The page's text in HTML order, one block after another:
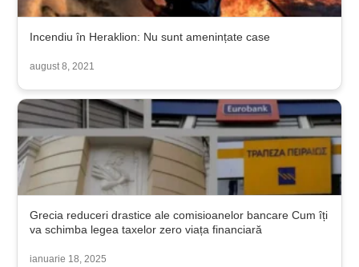
Incendiu în Heraklion: Nu sunt amenințate case
august 8, 2021
Grecia reduceri drastice ale comisioanelor bancare Cum îți
va schimba legea taxelor zero viața financiară
ianuarie 18, 2025